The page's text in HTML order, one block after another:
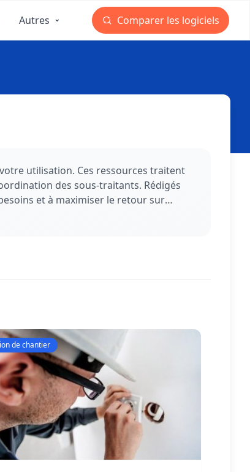
Autres Comparer les logiciels
utilisation. Ces ressources traitent
des sous-traitants. Rédigés
et à maximiser le retour sur
de chantier